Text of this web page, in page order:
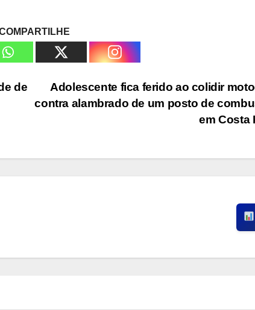
Adolescente fica ferido ao colidir
contra alambrado de um posto de
em Costa
de